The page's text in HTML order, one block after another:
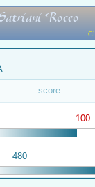
Rocco
score
-100
480